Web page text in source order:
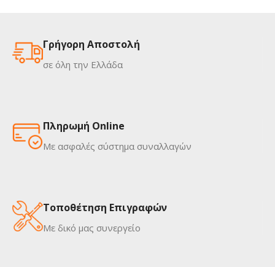
Γρήγορη Αποστολή
σε όλη την Ελλάδα
Πληρωμή Online
Με ασφαλές σύστημα συναλλαγών
Τοποθέτηση Επιγραφών
Με δικό μας συνεργείο